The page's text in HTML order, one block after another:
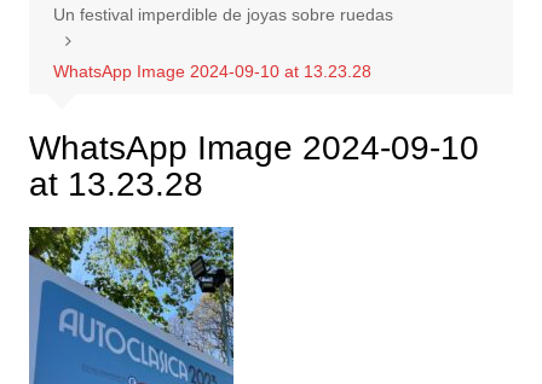
Un festival imperdible de joyas sobre ruedas
WhatsApp Image 2024-09-10 at 13.23.28
WhatsApp Image 2024-09-10
at 13.23.28